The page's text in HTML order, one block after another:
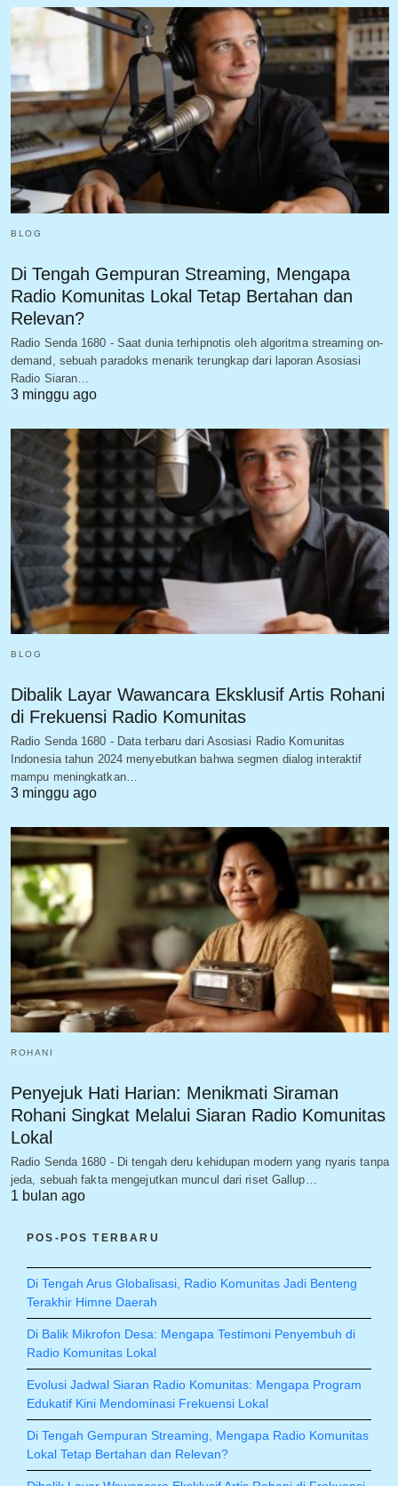
BLOG
Di Tengah Gempuran Streaming, Mengapa
Radio Komunitas Lokal Tetap Bertahan dan
Relevan?
Radio Senda 1680 - Saat dunia terhipnotis oleh algoritma streaming on-
demand, sebuah paradoks menarik terungkap dari laporan Asosiasi
Radio Siaran…
3 minggu ago
BLOG
Dibalik Layar Wawancara Eksklusif Artis Rohani
di Frekuensi Radio Komunitas
Radio Senda 1680 - Data terbaru dari Asosiasi Radio Komunitas
Indonesia tahun 2024 menyebutkan bahwa segmen dialog interaktif
mampu meningkatkan…
3 minggu ago
ROHANI
Penyejuk Hati Harian: Menikmati Siraman
Rohani Singkat Melalui Siaran Radio Komunitas
Lokal
Radio Senda 1680 - Di tengah deru kehidupan modern yang nyaris tanpa
jeda, sebuah fakta mengejutkan muncul dari riset Gallup…
1 bulan ago
POS-POS TERBARU
Di Tengah Arus Globalisasi, Radio Komunitas Jadi Benteng
Terakhir Himne Daerah
Di Balik Mikrofon Desa: Mengapa Testimoni Penyembuh di
Radio Komunitas Lokal
Evolusi Jadwal Siaran Radio Komunitas: Mengapa Program
Edukatif Kini Mendominasi Frekuensi Lokal
Di Tengah Gempuran Streaming, Mengapa Radio Komunitas
Lokal Tetap Bertahan dan Relevan?